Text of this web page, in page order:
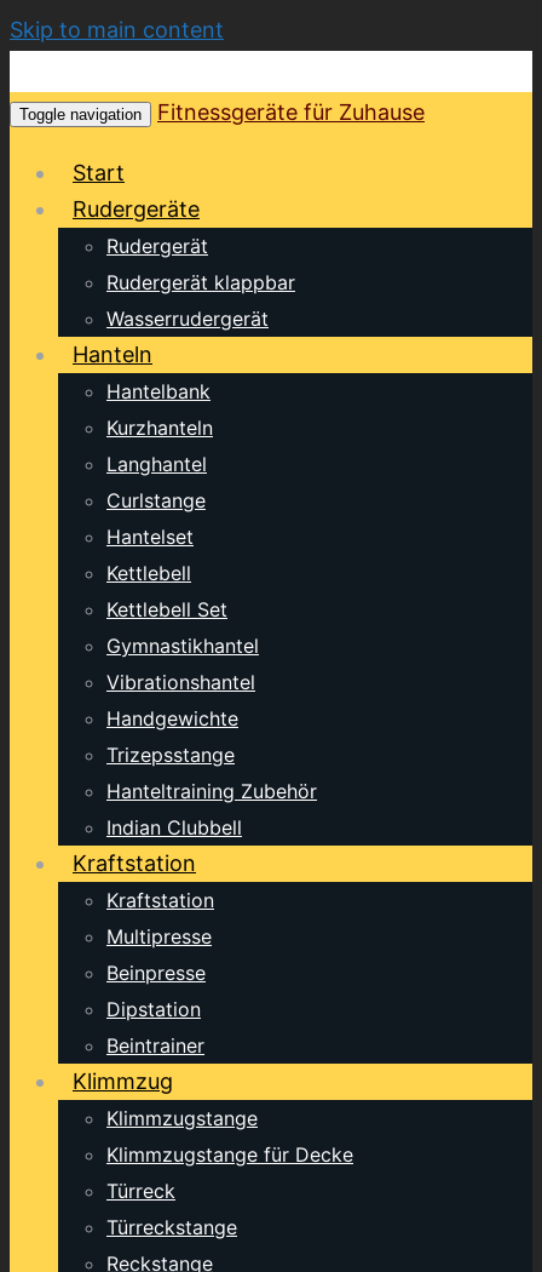
Skip to main content
Toggle navigation Fitnessgeräte für Zuhause
Start
Rudergeräte
Rudergerät
Rudergerät klappbar
Wasserrudergerät
Hanteln
Hantelbank
Kurzhanteln
Langhantel
Curlstange
Hantelset
Kettlebell
Kettlebell Set
Gymnastikhantel
Vibrationshantel
Handgewichte
Trizepsstange
Hanteltraining Zubehör
Indian Clubbell
Kraftstation
Kraftstation
Multipresse
Beinpresse
Dipstation
Beintrainer
Klimmzug
Klimmzugstange
Klimmzugstange für Decke
Türreck
Türreckstange
Reckstange